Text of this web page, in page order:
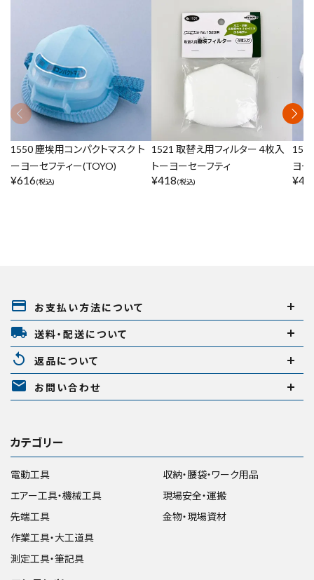
1550 塵埃用コンパクトマスク ト
ーヨーセフティー(TOYO)
¥616(税込)
1521 取替え用フィルター 4枚入
トーヨーセーフティ
¥418(税込)
ヨー
¥
payment お支払い方法について
local_shipping 送料・配送について
replay 返品について
mail お問い合わせ
カテゴリー
電動工具
エアー工具・機械工具
先端工具
作業工具・大工道具
測定工具・筆記具
収納・腰袋・ワーク用品
現場安全・運搬
金物・現場資材